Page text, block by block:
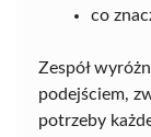
co
Zespół
podejściem,
potrzeby